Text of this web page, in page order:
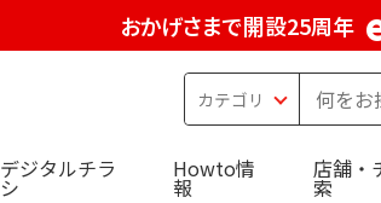
おかげさまで開設25周年
デジタルチラ
シ
Howto情
報
店舗・
索